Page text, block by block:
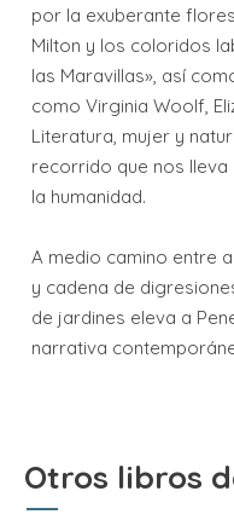
por la exuberante
Milton y los coloridos
las Maravillas», así
como Virginia Woolf,
Literatura, mujer y
recorrido que nos
la humanidad.
A medio camino entre
y cadena de
de jardines eleva a
narrativa
Otros libros